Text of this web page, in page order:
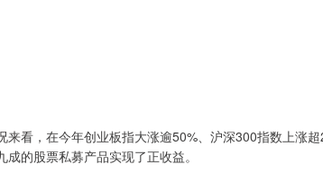
来看，在今年创业板指大涨逾50%、沪深300指数上涨
的股票私募产品实现了正收益。